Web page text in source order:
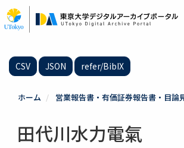
イ
ン
CSV JSON refer/BibIX
ホーム 営業報告書・有価証券報告書・目論
田代川水力電氣